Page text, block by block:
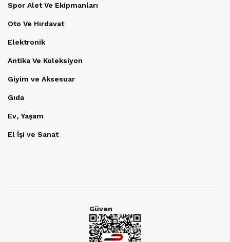
Spor Alet Ve Ekipmanları
Oto Ve Hırdavat
Elektronik
Antika Ve Koleksiyon
Giyim ve Aksesuar
Gıda
Ev, Yaşam
El İşi ve Sanat
Güven